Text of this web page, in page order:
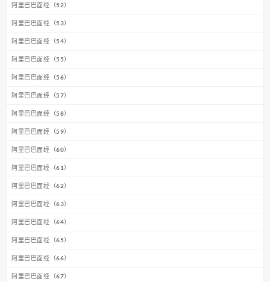
阿里巴巴面经（52）
阿里巴巴面经（53）
阿里巴巴面经（54）
阿里巴巴面经（55）
阿里巴巴面经（56）
阿里巴巴面经（57）
阿里巴巴面经（58）
阿里巴巴面经（59）
阿里巴巴面经（60）
阿里巴巴面经（61）
阿里巴巴面经（62）
阿里巴巴面经（63）
阿里巴巴面经（64）
阿里巴巴面经（65）
阿里巴巴面经（66）
阿里巴巴面经（67）